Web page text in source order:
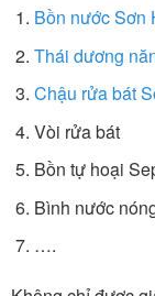
Bồn nước Sơn
Thái dương
Chậu rửa bát
Vòi rửa bát
Bồn tự hoại
Bình nước
….